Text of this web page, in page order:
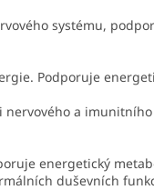
systému,
Podporuje
a
energetický
duševních